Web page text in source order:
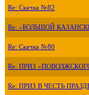
Re: Скачка №82
Re: «БОЛЬШОЙ
Re: Скачка №80
Re: ПРИЗ
Re: ПРИЗ В ЧЕСТЬ